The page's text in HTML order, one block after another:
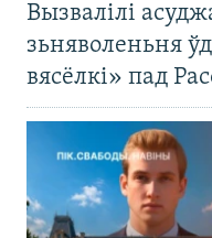
Вызвалілі
зьняволеньня
вясёлкі» пад